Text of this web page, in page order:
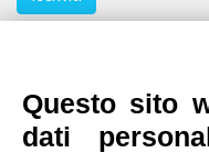
Questo sito
dati